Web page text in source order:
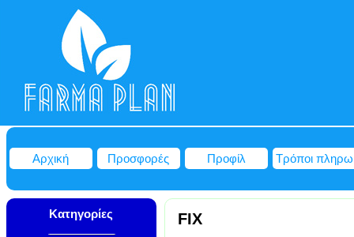
Αρχική Προσφορές Προφίλ Τρόποι
Κατηγορίες FIX